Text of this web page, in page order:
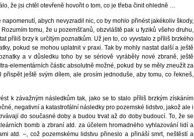
že jsi chtěl otevřeně hovořit o tom, co je třeba činit ohledně …
abych nevyzradil nic, co by mohlo přinést jakékoliv škody,
tomu, že u pozemšťanů, obzvláště pak u fyziků všeho druhu,
příliš brzy k určitým poznatkům. Už jen to, co vyvstalo z příliš brzkého
pokud se mohou uplatnit v praxi. Tak by mohly nastat další a ještě
a v důsledku toho by se sériově vyráběly nové zbraně, ještě
elementárních částic absolutně možné, pokud by se měly zneužít za
ještě svým dílem, ale prosím jednoduše, aby tomu, co řekneš,
k závažným následkům tak, jako se to stalo příliš brzkým získáním
negativní a katastrofální následky pro pozemské lidstvo, jakož ale i
do současné doby a budou trvat až do doby budoucí. To, že se
bomb a zbraní atd. za účelem hromadného vyhlazování lidí a
atd. –, což pozemskému lidstvu přineslo a přináší smrt, neštěstí a